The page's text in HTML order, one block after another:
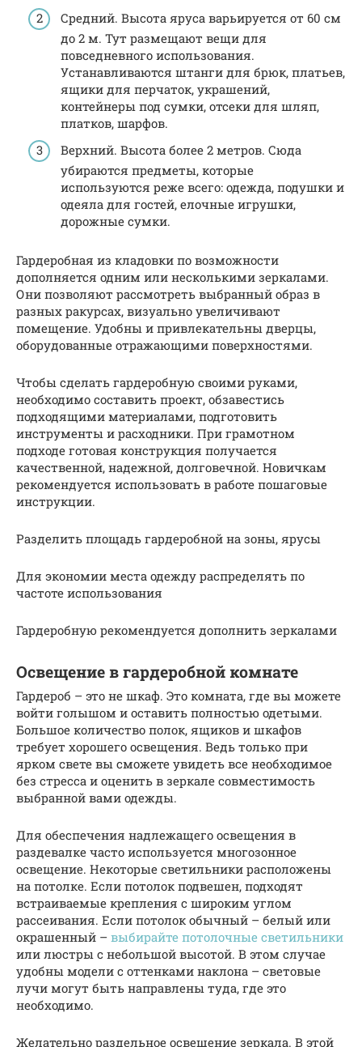
Средний. Высота яруса варьируется от 60 см
до 2 м. Тут размещают вещи для
повседневного использования.
Устанавливаются штанги для брюк, платьев,
ящики для перчаток, украшений,
контейнеры под сумки, отсеки для шляп,
платков, шарфов.
Верхний. Высота более 2 метров. Сюда
убираются предметы, которые
используются реже всего: одежда, подушки и
одеяла для гостей, елочные игрушки,
дорожные сумки.
Гардеробная из кладовки по возможности
дополняется одним или несколькими зеркалами.
Они позволяют рассмотреть выбранный образ в
разных ракурсах, визуально увеличивают
помещение. Удобны и привлекательны дверцы,
оборудованные отражающими поверхностями.
Чтобы сделать гардеробную своими руками,
необходимо составить проект, обзавестись
подходящими материалами, подготовить
инструменты и расходники. При грамотном
подходе готовая конструкция получается
качественной, надежной, долговечной. Новичкам
рекомендуется использовать в работе пошаговые
инструкции.
Разделить площадь гардеробной на зоны, ярусы
Для экономии места одежду распределять по
частоте использования
Гардеробную рекомендуется дополнить зеркалами
Освещение в гардеробной комнате
Гардероб – это не шкаф. Это комната, где вы можете
войти голышом и оставить полностью одетыми.
Большое количество полок, ящиков и шкафов
требует хорошего освещения. Ведь только при
ярком свете вы сможете увидеть все необходимое
без стресса и оценить в зеркале совместимость
выбранной вами одежды.
Для обеспечения надлежащего освещения в
раздевалке часто используется многозонное
освещение. Некоторые светильники расположены
на потолке. Если потолок подвешен, подходят
встраиваемые крепления с широким углом
рассеивания. Если потолок обычный – белый или
окрашенный – выбирайте потолочные светильники
или люстры с небольшой высотой. В этом случае
удобны модели с оттенками наклона – световые
лучи могут быть направлены туда, где это
необходимо.
Желательно раздельное освещение зеркала. В этой